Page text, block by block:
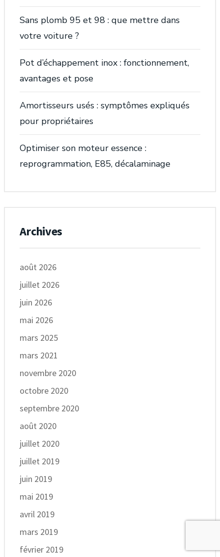
Sans plomb 95 et 98 : que mettre dans
votre voiture ?
Pot d’échappement inox : fonctionnement,
avantages et pose
Amortisseurs usés : symptômes expliqués
pour propriétaires
Optimiser son moteur essence :
reprogrammation, E85, décalaminage
Archives
août 2026
juillet 2026
juin 2026
mai 2026
mars 2025
mars 2021
novembre 2020
octobre 2020
septembre 2020
août 2020
juillet 2020
juillet 2019
juin 2019
mai 2019
avril 2019
mars 2019
février 2019